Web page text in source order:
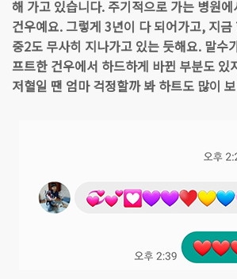
해 가고 있습니다. 주기적으로 가는 병원
건우예요. 그렇게 3년이 다 되어가고, 지금
중2도 무사히 지나가고 있는 듯해요. 말수
프트한 건우에서 하드하게 바뀐 부분도 있
저혈일 땐 엄마 걱정할까 봐 하트도 많이